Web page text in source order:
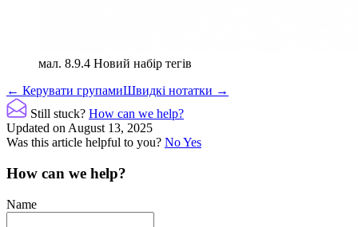
мал. 8.9.4 Новий набір тегів
Doc
navigation
← Керувати групамиШвидкі нотатки →
Still stuck? How can we help?
Updated on August 13, 2025
Was this article helpful to you? NoYes
How can we help?
Name